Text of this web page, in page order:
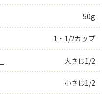
50g
1・1/2カップ
大さじ1/2
小さじ1/2